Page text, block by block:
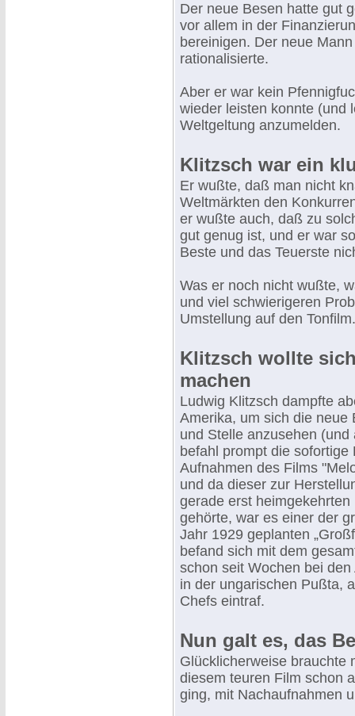
Der neue Besen hatte gut
vor allem in der
bereinigen. Der neue
rationalisierte.
Aber er war kein
wieder leisten konnte (und
Weltgeltung anzumelden.
Klitzsch war ein
Er wußte, daß man nicht
Weltmärkten den
er wußte auch, daß zu
gut genug ist, und er war
Beste und das Teuerste
Was er noch nicht wußte,
und viel schwierigeren
Umstellung auf den Tonfilm.
Klitzsch wollte
machen
Ludwig Klitzsch dampfte
Amerika, um sich die neue
und Stelle anzusehen (und
befahl prompt die sofortige
Aufnahmen des Films
und da dieser zur
gerade erst heimgekehrten
gehörte, war es einer der
Jahr 1929 geplanten
befand sich mit dem
schon seit Wochen bei
in der ungarischen Pußta,
Chefs eintraf.
Nun galt es, das
Glücklicherweise brauchte
diesem teuren Film schon
ging, mit Nachaufnahmen